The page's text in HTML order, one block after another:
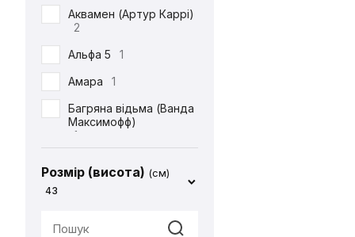
Final Fantasy
Friday the 13th
Garfield
1
Gears Of War
God of War
2
Harry Potter
4
Аквамен (Артур Каррі)
2
Альфа 5
1
Амара
1
Багряна відьма (Ванда
Максимофф)
1
Ґордон)
Розмір (висота) (см)
43